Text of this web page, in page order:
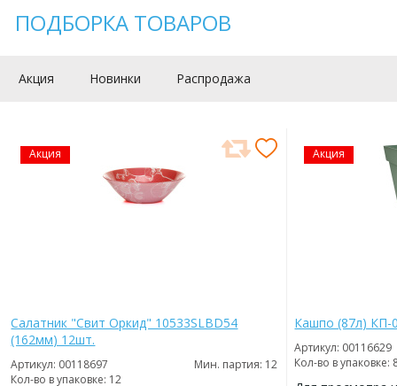
ПОДБОРКА ТОВАРОВ
Акция Новинки Распродажа
Акция
Салатник "Свит Оркид" 10533SLBD54
(162мм) 12шт.
Артикул: 00118697
Мин. партия: 12
Кол-во в упаковке: 12
Акция
Кашпо (87л) КП-
Артикул: 00116629
Кол-во в упаковке: